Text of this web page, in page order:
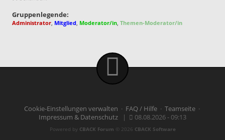
Gruppenlegende:
Administrator, Mitglied, Moderator/in, Themen-Moderator/in
Cookie-Einstellungen verwalten · FAQ / Hilfe· Teamseite·
Impressum & Datenschutz | 08.08.2026 - 09:13
Powered by CBACK Forum © 2026 CBACK Software